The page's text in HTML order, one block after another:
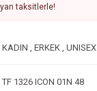
taksitlerle!
KADIN ,ERKEK ,UNISEX
TF 1326 ICON 01N 48